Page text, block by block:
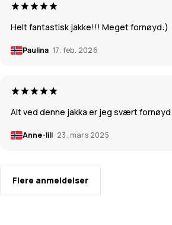
Helt fantastisk jakke!!! Meget fornøyd:)
Paulina 17. feb. 2026
Alt ved denne jakka er jeg svært fornøyd
Anne-lill 23. mars 2025
Flere anmeldelser